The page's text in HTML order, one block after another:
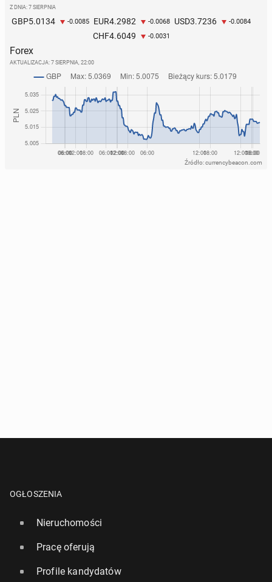
Z DNIA: 7 SIERPNIA
GBP5.0134 -0.0085 EUR4.2982 -0.0068 USD3.7236 -0.0084
CHF4.6049 -0.0031
Forex
AKTUALIZACJA: 7 SIERPNIA, 22:00
Źródło: currencybeacon.com
OGŁOSZENIA
Nieruchomości
Pracę oferują
Profile kandydatów